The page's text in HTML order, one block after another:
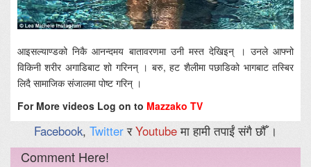
आइसल्याण्डको निकै आनन्दमय बातावरणमा उनी मस्त देखिइन् । उनले आफ्नो
विकिनी शरीर अगाडिबाट शो गरिनन् । बरु, हट शैलीमा पछाडिको भागबाट तस्बिर
लिदै सामाजिक संजालमा पोष्ट गरिन् ।
For More videos Log on to Mazzako TV
Facebook, TwitterरYoutubeमा हामी तपाईं संगै छौँ ।
Comment Here!